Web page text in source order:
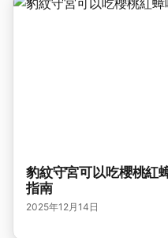
豹紋守宮可以吃櫻桃紅
指南
2025年12月14日